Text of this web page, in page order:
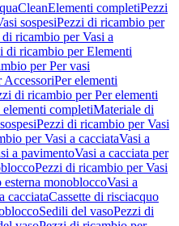
Elementi completiPezzi
sospesiPezzi di ricambio per
di ricambio per Vasi a
di ricambio per Elementi
per Per vasi
AccessoriPer elementi
di ricambio per Per elementi
completiMateriale di
Pezzi di ricambio per Vasi
per Vasi a cacciataVasi a
a pavimentoVasi a cacciata per
Pezzi di ricambio per Vasi
esterna monobloccoVasi a
cacciataCassette di risciacquo
Sedili del vasoPezzi di